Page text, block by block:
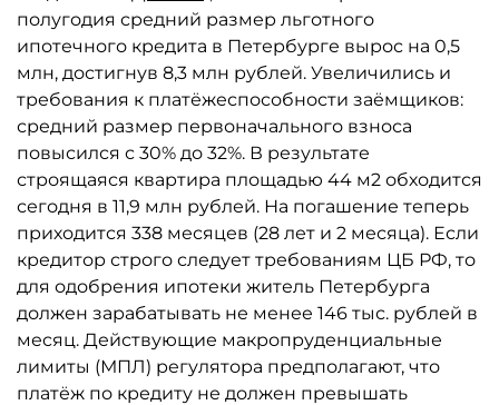
полугодия средний размер льготного
ипотечного кредита в Петербурге вырос на 0,5
млн, достигнув 8,3 млн рублей. Увеличились и
требования к платёжеспособности заёмщиков:
средний размер первоначального взноса
повысился с 30% до 32%. В результате
строящаяся квартира площадью 44 м2 обходится
сегодня в 11,9 млн рублей. На погашение теперь
приходится 338 месяцев (28 лет и 2 месяца). Если
кредитор строго следует требованиям ЦБ РФ, то
для одобрения ипотеки житель Петербурга
должен зарабатывать не менее 146 тыс. рублей в
месяц. Действующие макропруденциальные
лимиты (МПЛ) регулятора предполагают, что
платёж по кредиту не должен превышать